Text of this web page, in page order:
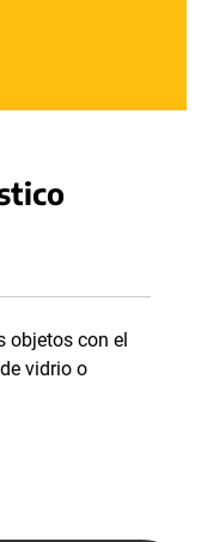
objetos con el
vidrio o